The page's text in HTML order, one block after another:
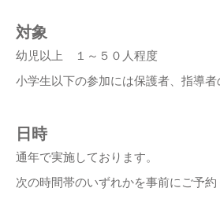
対象
幼児以上 １～５０人程度
小学生以下の参加には保護者、指導者
日時
通年で実施しております。
次の時間帯のいずれかを事前にご予約